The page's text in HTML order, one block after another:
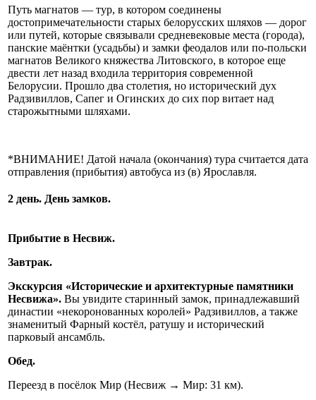
Путь магнатов — тур, в котором соединены
достопримечательности старых белорусских шляхов — дорог
или путей, которые связывали средневековые места (города),
панские маёнтки (усадьбы) и замки феодалов или по-польски
магнатов Великого княжества Литовского, в которое еще
двести лет назад входила территория современной
Белорусии. Прошло два столетия, но исторический дух
Радзивиллов, Сапег и Огинских до сих пор витает над
старожытными шляхами.
*ВНИМАНИЕ! Датой начала (окончания) тура считается дата
отправления (прибытия) автобуса из (в) Ярославля.
2 день. День замков.
Прибытие в Несвиж.
Завтрак.
Экскурсия «Исторические и архитектурные памятники
Несвижа». Вы увидите старинный замок, принадлежавший
династии «некоронованных королей» Радзивиллов, а также
знаменитый Фарный костёл, ратушу и исторический
парковый ансамбль.
Обед.
Переезд в посёлок Мир (Несвиж → Мир: 31 км).